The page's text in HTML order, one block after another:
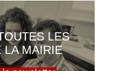
LES
LA MAIRIE